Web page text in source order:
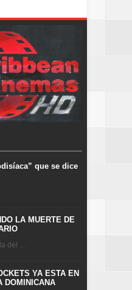
que se dice
LA MUERTE DE
del ...
YA ESTA EN
DOMINICANA